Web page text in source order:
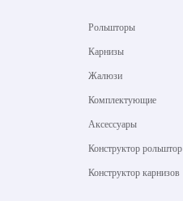
Рольшторы
Карнизы
Жалюзи
Комплектующие
Аксессуары
Конструктор рольштор
Конструктор карнизов